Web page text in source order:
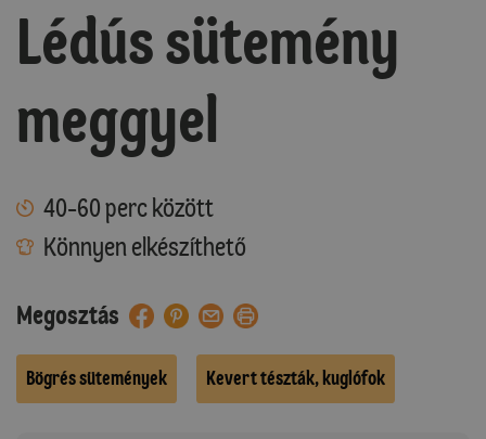
Lédús sütemény
meggyel
40-60 perc között
Könnyen elkészíthető
Megosztás
Bögrés sütemények Kevert tészták, kuglófok